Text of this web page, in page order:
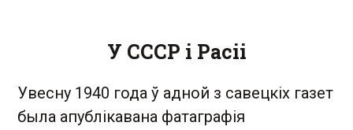
У СССР і Расіі
Увесну 1940 года ў адной з савецкіх газет
была апублікавана фатаграфія